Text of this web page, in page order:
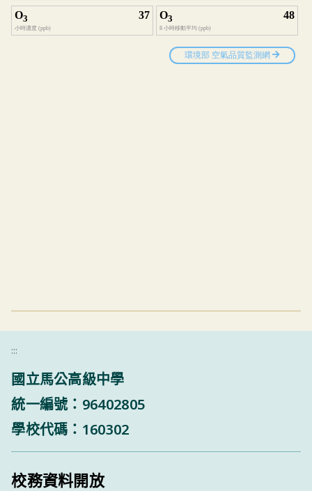
:::
國立馬公高級中學
統一編號：96402805
學校代碼：160302
校務資料開放